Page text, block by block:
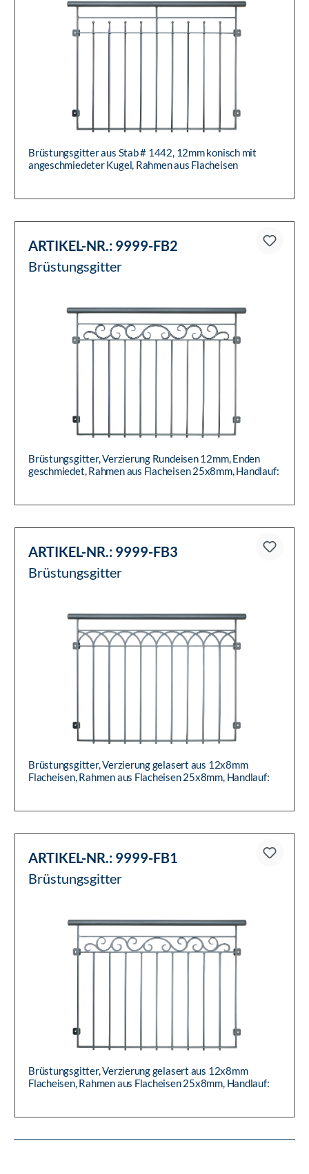
Brüstungsgitter aus Stab # 1442, 12mm konisch mit
angeschmiedeter Kugel, Rahmen aus Flacheisen
ARTIKEL-NR.: 9999-FB2
Brüstungsgitter
Brüstungsgitter, Verzierung Rundeisen 12mm, Enden
geschmiedet, Rahmen aus Flacheisen 25x8mm, Handlauf:
ARTIKEL-NR.: 9999-FB3
Brüstungsgitter
Brüstungsgitter, Verzierung gelasert aus 12x8mm
Flacheisen, Rahmen aus Flacheisen 25x8mm, Handlauf:
ARTIKEL-NR.: 9999-FB1
Brüstungsgitter
Brüstungsgitter, Verzierung gelasert aus 12x8mm
Flacheisen, Rahmen aus Flacheisen 25x8mm, Handlauf: